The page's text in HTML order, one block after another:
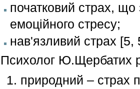
початковий страх, що
емоційного стресу;
нав'язливий страх [5,
Психолог Ю.Щербатих
природний – страх